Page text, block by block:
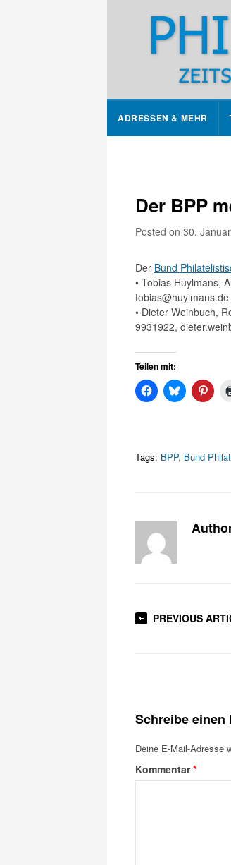
ADRESSEN & MEHR
Der BPP
Posted on 30.
Der Bund
• Tobias Huylmans,
tobias@huylmans.de
• Dieter Weinbuch,
9931922,
Teilen mit:
Tags: BPP, Bund
PREVIOUS
Schreibe einen
Deine E-Mail-Adresse
Kommentar*